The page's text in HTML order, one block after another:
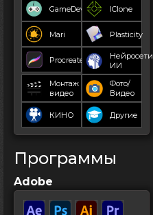
GameDev IClone
Mari Plasticity
Procreate
Нейросети
ИИ
Монтаж
видео
Фото/
Видео
КИНО Другие
Программы
Adobe